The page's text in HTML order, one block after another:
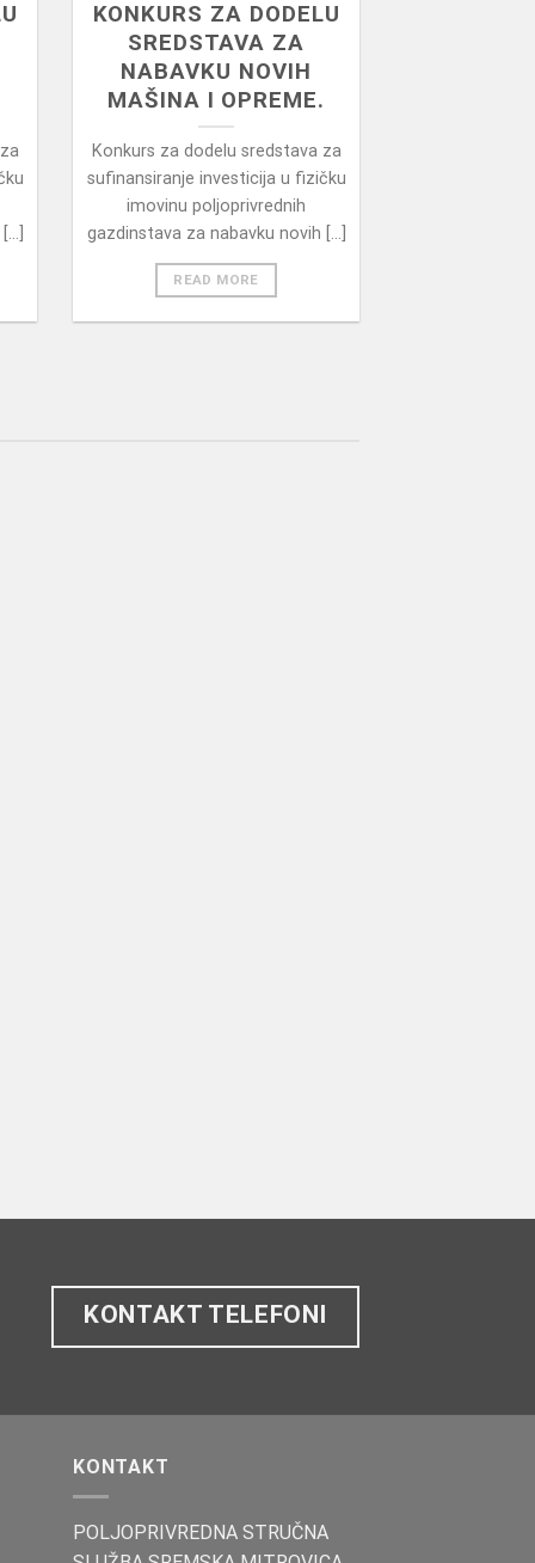
KONKURS ZA DODELU
SREDSTAVA ZA
NABAVKU NOVIH
MAŠINA I OPREME.
Konkurs za dodelu sredstava za
sufinansiranje investicija u fizičku
imovinu poljoprivrednih
gazdinstava za nabavku novih [...]
READ MORE
KONTAKT TELEFONI
KONTAKT
POLJOPRIVREDNA STRUČNA